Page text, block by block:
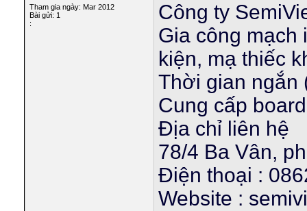
Tham gia ngày: Mar 2012
Bài gửi: 1
:
Công ty
Gia công mạch
kiện, mạ thiếc
Thời gian ngắn
Cung cấp
Địa chỉ liên hệ
78/4 Ba Vân,
Điện thoại :
Website :